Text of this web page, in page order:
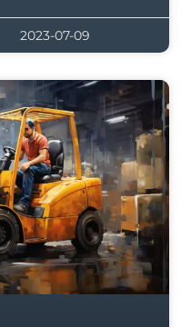
2023-07-09